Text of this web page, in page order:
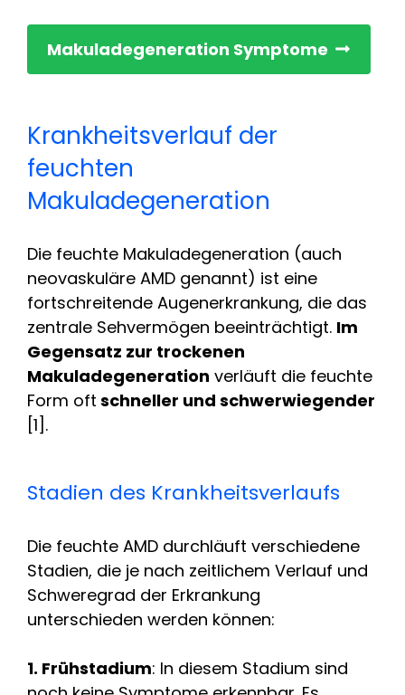
Makuladegeneration Symptome
Krankheitsverlauf der
feuchten
Makuladegeneration
Die feuchte Makuladegeneration (auch
neovaskuläre AMD genannt) ist eine
fortschreitende Augenerkrankung, die das
zentrale Sehvermögen beeinträchtigt. Im
Gegensatz zur trockenen
Makuladegeneration verläuft die feuchte
Form oft schneller und schwerwiegender
[1].
Stadien des Krankheitsverlaufs
Die feuchte AMD durchläuft verschiedene
Stadien, die je nach zeitlichem Verlauf und
Schweregrad der Erkrankung
unterschieden werden können:
1. Frühstadium: In diesem Stadium sind